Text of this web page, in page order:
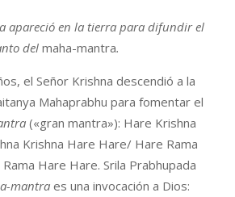
apareció en la tierra para difundir el
del maha-mantra.
el Señor Krishna descendió a la
Mahaprabhu para fomentar el
(«gran mantra»): Hare Krishna
Krishna Hare Hare/ Hare Rama
Hare Hare. Srila Prabhupada
mantra es una invocación a Dios: